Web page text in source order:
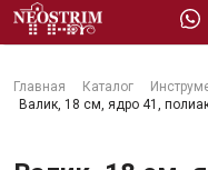
Главная Каталог
Валик, 18 см, ядро 41,